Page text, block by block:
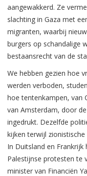
aangewakkerd. Ze
slachting in Gaza met
migranten, waarbij
burgers op schandalige
bestaansrecht van de
We hebben gezien hoe
werden verboden,
hoe tentenkampen, van
van Amsterdam, door
ingedrukt. Dezelfde
kijken terwijl
In Duitsland en
Palestijnse protesten te
minister van Financiën